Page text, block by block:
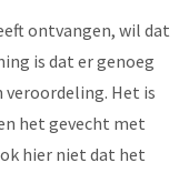
ontvangen, wil dat
is dat er genoeg
veroordeling. Het is
het gevecht met
hier niet dat het